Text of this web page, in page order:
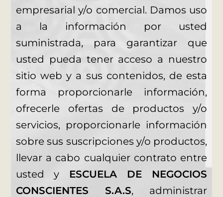
empresarial y/o comercial. Damos uso
a la información por usted
suministrada, para garantizar que
usted pueda tener acceso a nuestro
sitio web y a sus contenidos, de esta
forma proporcionarle información,
ofrecerle ofertas de productos y/o
servicios, proporcionarle información
sobre sus suscripciones y/o productos,
llevar a cabo cualquier contrato entre
usted y ESCUELA DE NEGOCIOS
CONSCIENTES S.A.S, administrar